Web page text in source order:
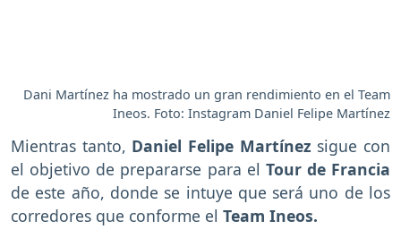
Dani Martínez ha mostrado un gran rendimiento en el Team
Ineos. Foto: Instagram Daniel Felipe Martínez
Mientras tanto, Daniel Felipe Martínez sigue con
el objetivo de prepararse para el Tour de Francia
de este año, donde se intuye que será uno de los
corredores que conforme el Team Ineos.